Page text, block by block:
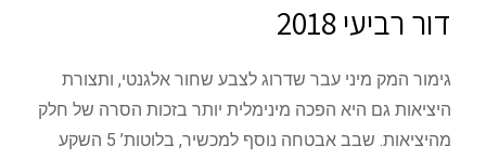
דור רביעי 2018
גימור המק מיני עבר שדרוג לצבע שחור אלגנטי, ותצורת
היציאות גם היא הפכה מינימלית יותר בזכות הסרה של חלק
מהיציאות. שבב אבטחה נוסף למכשיר, בלוטות’ 5 השקע